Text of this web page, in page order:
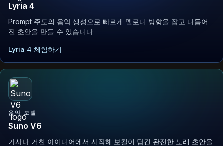
Lyria 4
Prompt 주도의 음악 생성으로 빠르게 멜로디 방향을 잡고 다듬어
진 초안을 만들 수 있습니다
Lyria 4 체험하기
음악 모델
Suno V6
가사나 거친 아이디어에서 시작해 보컬이 담긴 완전한 노래 초안을